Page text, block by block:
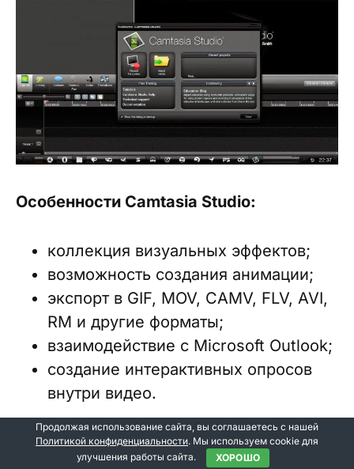
Особенности Camtasia Studio:
коллекция визуальных эффектов;
возможность создания анимации;
экспорт в GIF, MOV, CAMV, FLV, AVI,
RM и другие форматы;
взаимодействие с Microsoft Outlook;
создание интерактивных опросов
внутри видео.
Мы рассказали только о двух
Продолжая использование сайта, вы соглашаетесь с нашей
Политикой конфиденциальности. Мы используем cookie для
улучшения работы сайта.
ХОРОШО